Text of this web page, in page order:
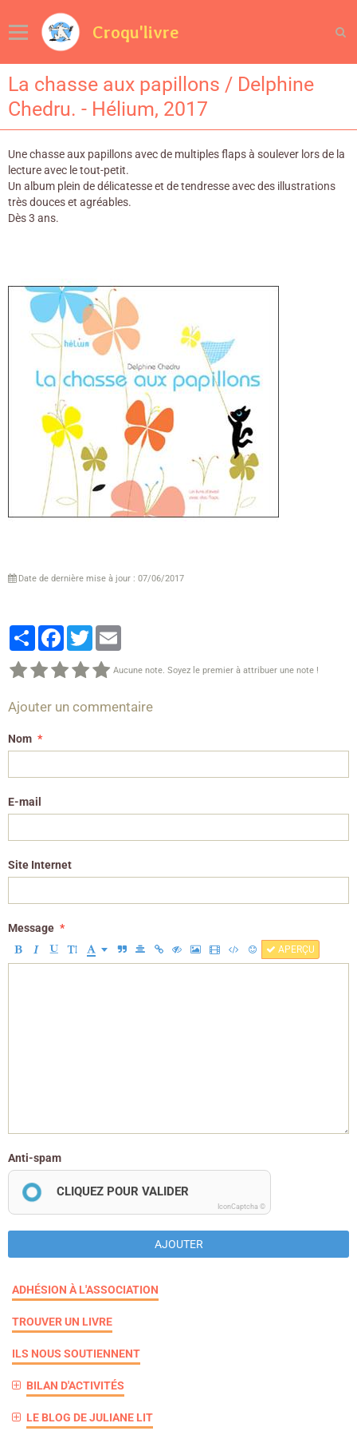
Croqu'livre
La chasse aux papillons / Delphine
Chedru. - Hélium, 2017
Une chasse aux papillons avec de multiples flaps à soulever lors de la
lecture avec le tout-petit.
Un album plein de délicatesse et de tendresse avec des illustrations
très douces et agréables.
Dès 3 ans.
Date de dernière mise à jour : 07/06/2017
PartagerFacebook
Twitter
Aucune note. Soyez le premier à attribuer une note !
Ajouter un commentaire
Nom
E-mail
Site Internet
Message
APERÇU
Anti-spam
CLIQUEZ POUR VALIDER
IconCaptcha ©
AJOUTER
ADHÉSION À L'ASSOCIATION
TROUVER UN LIVRE
ILS NOUS SOUTIENNENT
BILAN D'ACTIVITÉS
LE BLOG DE JULIANE LIT